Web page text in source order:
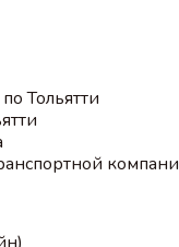
Тольятти